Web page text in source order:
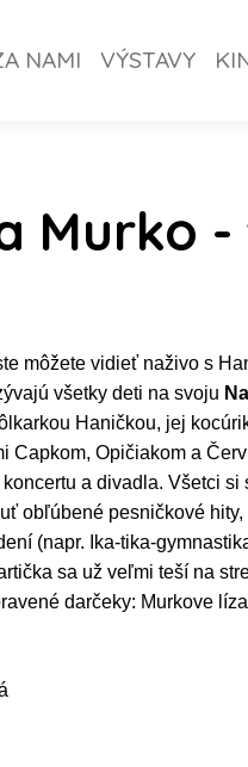
NAMI VÝSTAVY
Murko
môžete vidieť naživo s
všetky deti na svoju
Haničkou, jej
Capkom, Opičiakom a
a divadla. Všetci si
obľúbené pesničkové
(napr. Ika-tika-
sa už veľmi teší na
darčeky: Murkove